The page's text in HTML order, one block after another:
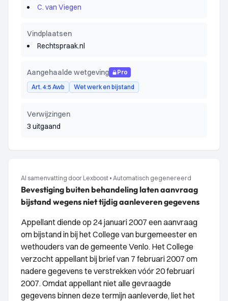
C. van Viegen
Vindplaatsen
Rechtspraak.nl
Aangehaalde wetgeving
Pro
Art. 4:5 Awb
Wet werk en bijstand
Verwijzingen
3 uitgaand
AI samenvatting door Lexboost • Automatisch gegenereerd
Bevestiging buiten behandeling laten aanvraag
bijstand wegens niet tijdig aanleveren gegevens
Appellant diende op 24 januari 2007 een aanvraag
om bijstand in bij het College van burgemeester en
wethouders van de gemeente Venlo. Het College
verzocht appellant bij brief van 7 februari 2007 om
nadere gegevens te verstrekken vóór 20 februari
2007. Omdat appellant niet alle gevraagde
gegevens binnen deze termijn aanleverde, liet het